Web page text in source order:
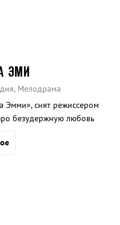
ЭМИ
Мелодрама
Эмми», снят режиссером
безудержную любовь